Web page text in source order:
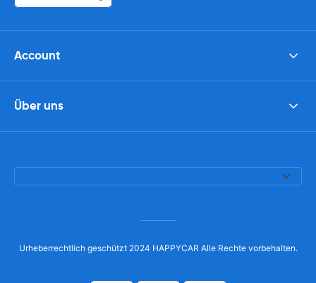
Account
Über uns
Urheberrechtlich geschützt 2024 HAPPYCAR Alle Rechte vorbehalten.